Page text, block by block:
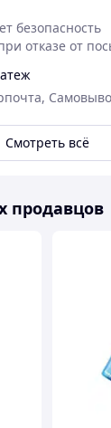
безопасность
отказе от
Смотреть всё
продавцов